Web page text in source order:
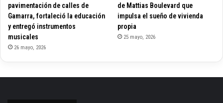
pavimentación de calles de
Gamarra, fortaleció la educación
y entregó instrumentos
musicales
26 mayo, 2026
de Mattias Boulevard que
impulsa el sueño de vivienda
propia
25 mayo, 2026